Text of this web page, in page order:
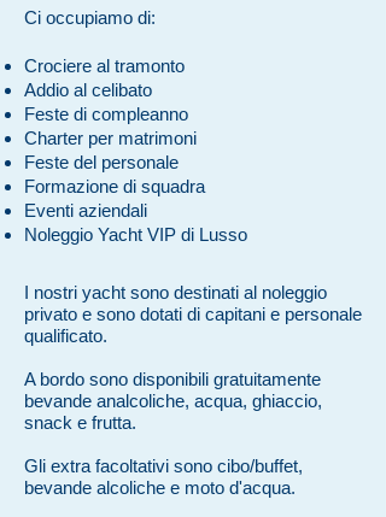
Ci occupiamo di:
Crociere al tramonto
Addio al celibato
Feste di compleanno
Charter per matrimoni
Feste del personale
Formazione di squadra
Eventi aziendali
Noleggio Yacht VIP di Lusso
I nostri yacht sono destinati al noleggio
privato e sono dotati di capitani e personale
qualificato.
A bordo sono disponibili gratuitamente
bevande analcoliche, acqua, ghiaccio,
snack e frutta.
Gli extra facoltativi sono cibo/buffet,
bevande alcoliche e moto d'acqua.